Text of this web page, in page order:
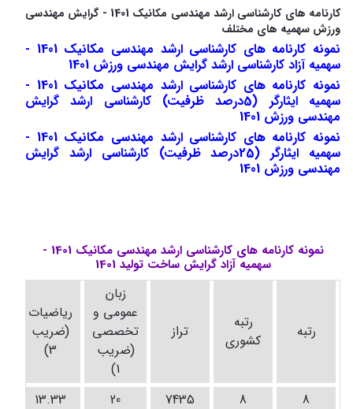
کارنامه های کارشناسی ارشد مهندسی مکانیک 1401 - گرایش مهندسی
ورزش سهمیه های مختلف
نمونه کارنامه های کارشناسی ارشد مهندسی مکانیک 1401 -
سهمیه آزاد کارشناسی ارشد گرایش مهندسی ورزش 1401
نمونه کارنامه های کارشناسی ارشد مهندسی مکانیک 1401 -
سهمیه ایثارگر (5درصد ظرفیت) کارشناسی ارشد گرایش
مهندسی ورزش 1401
نمونه کارنامه های کارشناسی ارشد مهندسی مکانیک 1401 -
سهمیه ایثارگر (25درصد ظرفیت) کارشناسی ارشد گرایش
مهندسی ورزش 1401
نمونه کارنامه های کارشناسی ارشد مهندسی مکانیک 1401 -
سهمیه آزاد گرایش ساخت تولید 1401
رتبه
رتبه
کشوری
تراز
زبان
عمومی و
تخصصی
(ضریب
1)
ریاضیات
(ضریب
3)
8
8
7435
20
13.33